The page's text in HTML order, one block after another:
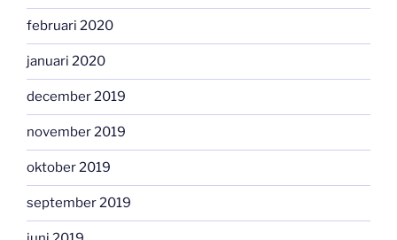
februari 2020
januari 2020
december 2019
november 2019
oktober 2019
september 2019